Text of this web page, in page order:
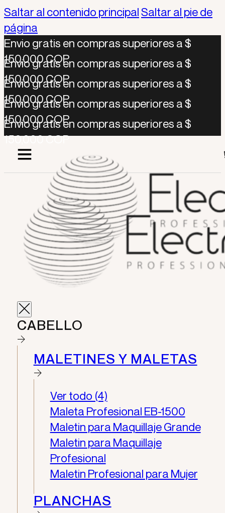
Saltar al contenido principalSaltar al pie de
página
Envio gratis en compras superiores a $
150,000 COP
Envio gratis en compras superiores a $
150,000 COP
Envio gratis en compras superiores a $
150,000 COP
Envio gratis en compras superiores a $
150,000 COP
Envio gratis en compras superiores a $
150,000 COP
CABELLO
MALETINES Y MALETAS
Ver todo (4)
Maleta Profesional EB-1500
Maletin para Maquillaje Grande
Maletin para Maquillaje
Profesional
Maletin Profesional para Mujer
PLANCHAS